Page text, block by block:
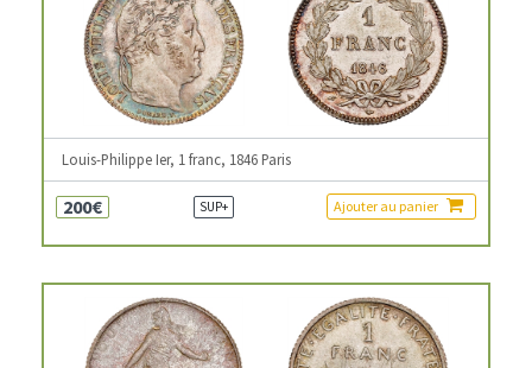
Louis-Philippe Ier, 1 franc, 1846 Paris
200€ SUP+ Ajouter au panier